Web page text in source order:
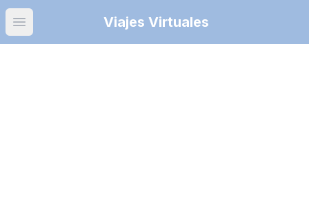
Open main menuViajes Virtuales